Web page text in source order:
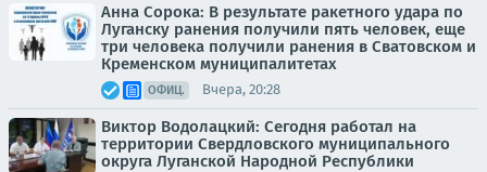
Анна Сорока: В результате ракетного удара по
Луганску ранения получили пять человек, еще
три человека получили ранения в Сватовском и
Кременском муниципалитетах
ОФИЦ. Вчера, 20:28
Виктор Водолацкий: Сегодня работал на
территории Свердловского муниципального
округа Луганской Народной Республики